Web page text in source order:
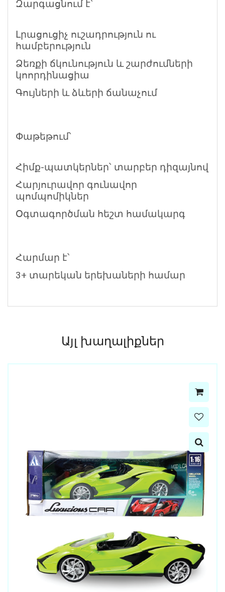
Զարգացնում է՝
Լրացուցիչ ուշադրություն ու
համբերություն
Ձեռքի ճկունություն և շարժումների
կոորդինացիա
Գույների և ձևերի ճանաչում
Փաթեթում՝
Հիմք-պատկերներ՝ տարբեր դիզայնով
Հարյուրավոր գունավոր
պոմպոմիկներ
Օգտագործման հեշտ համակարգ
Հարմար է՝
3+ տարեկան երեխաների համար
Այլ խաղալիքներ